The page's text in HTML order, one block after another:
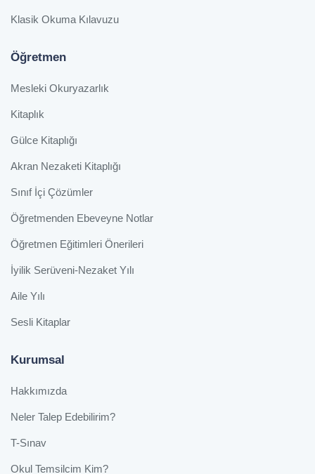
Klasik Okuma Kılavuzu
Öğretmen
Mesleki Okuryazarlık
Kitaplık
Gülce Kitaplığı
Akran Nezaketi Kitaplığı
Sınıf İçi Çözümler
Öğretmenden Ebeveyne Notlar
Öğretmen Eğitimleri Önerileri
İyilik Serüveni-Nezaket Yılı
Aile Yılı
Sesli Kitaplar
Kurumsal
Hakkımızda
Neler Talep Edebilirim?
T-Sınav
Okul Temsilcim Kim?